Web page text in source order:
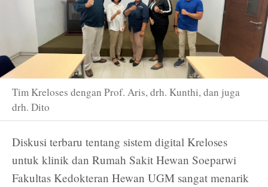
Tim Kreloses dengan Prof. Aris, drh. Kunthi, dan juga
drh. Dito
Diskusi terbaru tentang sistem digital Kreloses
untuk klinik dan Rumah Sakit Hewan Soeparwi
Fakultas Kedokteran Hewan UGM sangat menarik